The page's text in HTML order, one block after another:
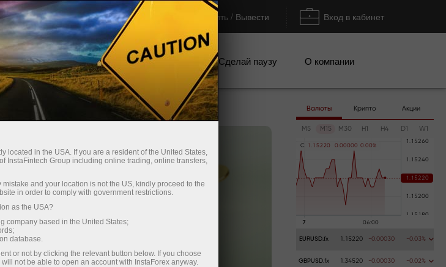
Торговые платформы Пополнить / Вывести Вход в кабинет
Партнерам Промоакции Сделай паузу О компании
Валюты Крипто Акции
M5 M15 M30 H1 H4 D1 W1
C 1 . 1 52 20 0 .00000 0 .00%
EURUSD.fx 1.15220 -0.00030 -0.03%
GBPUSD.fx 1.34520 -0.00030 -0.02%
located in the USA. If you are a resident of the United States,
InstaFintech Group including online trading, online transfers,
and your location is not the US, kindly proceed to the
in order to comply with government restrictions.
as the USA?
company based in the United States;
database.
or not by clicking the relevant button below. If you choose
not be able to open an account with InstaForex anyway.